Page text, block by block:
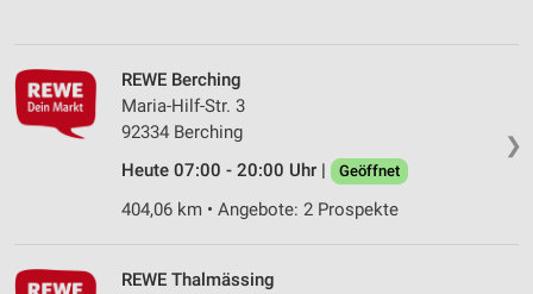
❯
REWE Berching
Maria-Hilf-Str. 3
92334 Berching
Heute 07:00 - 20:00 Uhr |
Geöffnet
404,06 km • Angebote: 2 Prospekte
REWE Thalmässing